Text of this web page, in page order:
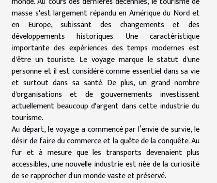
masse s'est largement répandu en Amérique du Nord et
en Europe, subissant des changements et des
développements historiques. Une caractéristique
importante des expériences des temps modernes est
d'être un touriste. Le voyage marque le statut d'une
personne et il est considéré comme essentiel dans sa vie
et surtout dans sa santé. De plus, un grand nombre
d'organisations et de gouvernements investissent
actuellement beaucoup d'argent dans cette industrie du
tourisme.
Au départ, le voyage a commencé par l’envie de survie, le
désir de faire du commerce et la quête de la conquête. Au
fur et à mesure que les transports devenaient plus
accessibles, une nouvelle industrie est née de la curiosité
de se rapprocher d'un monde vaste et préservé.